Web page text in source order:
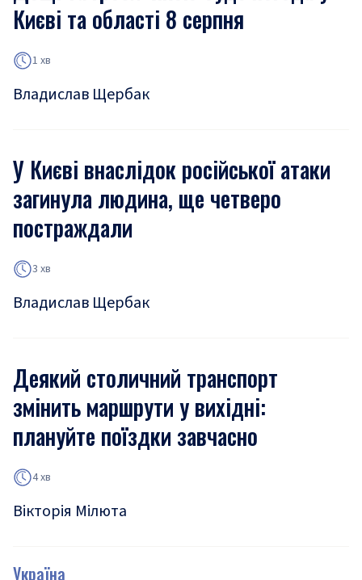
Києві та області 8 серпня
1 хв
Владислав Щербак
У Києві внаслідок російської атаки
загинула людина, ще четверо
постраждали
3 хв
Владислав Щербак
Деякий столичний транспорт
змінить маршрути у вихідні:
плануйте поїздки завчасно
4 хв
Вікторія Мілюта
Україна